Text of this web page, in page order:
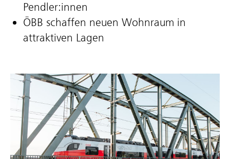
Pendler:innen
ÖBB schaffen neuen Wohnraum in
attraktiven Lagen